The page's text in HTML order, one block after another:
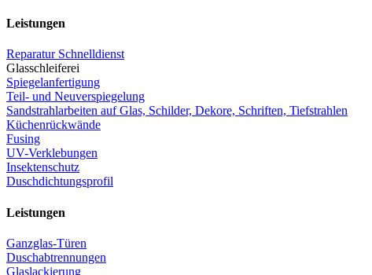
Leistungen
Reparatur Schnelldienst
Glasschleiferei
Spiegelanfertigung
Teil- und Neuverspiegelung
Sandstrahlarbeiten auf Glas, Schilder, Dekore, Schriften, Tiefstrahlen
Küchenrückwände
Fusing
UV-Verklebungen
Insektenschutz
Duschdichtungsprofil
Leistungen
Ganzglas-Türen
Duschabtrennungen
Glaslackierung